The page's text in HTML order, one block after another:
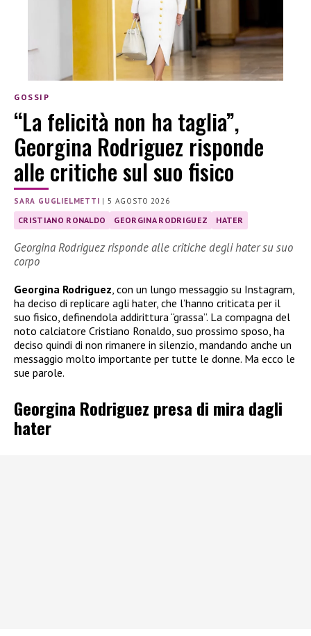
GOSSIP
“La felicità non ha taglia”,
Georgina Rodriguez risponde
alle critiche sul suo fisico
SARA GUGLIELMETTI | 5 AGOSTO 2026
CRISTIANO RONALDO GEORGINA RODRIGUEZ HATER
Georgina Rodriguez risponde alle critiche degli hater su suo
corpo
Georgina Rodriguez, con un lungo messaggio su Instagram,
ha deciso di replicare agli hater, che l’hanno criticata per il
suo fisico, definendola addirittura “grassa”. La compagna del
noto calciatore Cristiano Ronaldo, suo prossimo sposo, ha
deciso quindi di non rimanere in silenzio, mandando anche un
messaggio molto importante per tutte le donne. Ma ecco le
sue parole.
Georgina Rodriguez presa di mira dagli
hater